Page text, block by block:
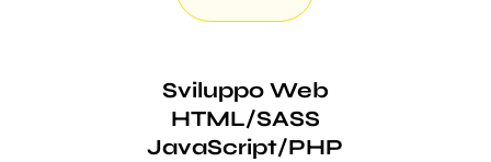
Sviluppo Web
HTML/SASS
JavaScript/PHP